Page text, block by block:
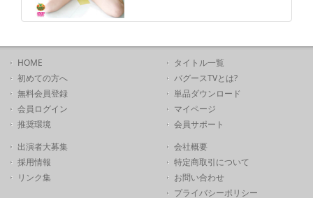
HOME
初めての方へ
無料会員登録
会員ログイン
推奨環境
タイトル一覧
バグースTVとは?
単品ダウンロード
マイページ
会員サポート
出演者大募集
採用情報
リンク集
会社概要
特定商取引について
お問い合わせ
プライバシーポリシー